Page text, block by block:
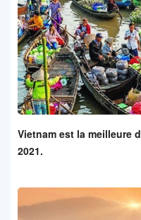
Vietnam est la meilleure
2021.